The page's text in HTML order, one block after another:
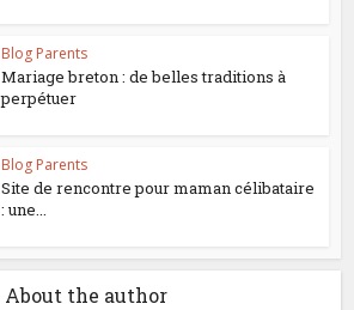
Blog Parents
Mariage breton : de belles traditions à
perpétuer
Blog Parents
Site de rencontre pour maman célibataire
: une...
About the author